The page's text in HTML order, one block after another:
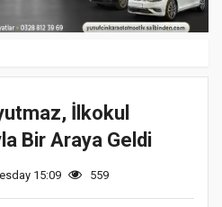
İlkokul
Bir Araya Geldi
15:09 559